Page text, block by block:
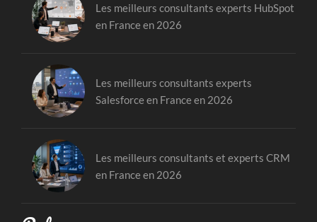
Les meilleurs consultants experts HubSpot
en France en 2026
Les meilleurs consultants experts
Salesforce en France en 2026
Les meilleurs consultants et experts CRM
en France en 2026